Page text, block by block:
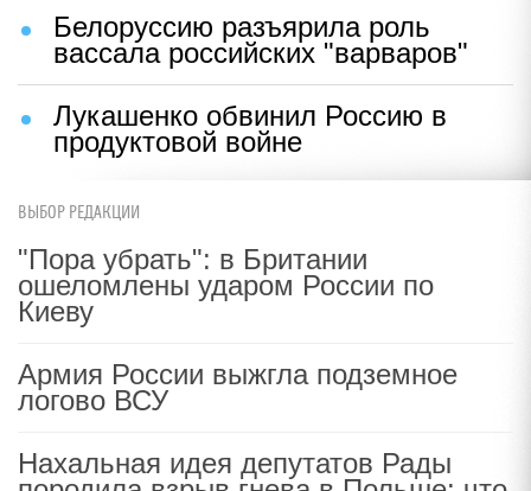
Белоруссию разъярила роль
вассала российских "варваров"
Лукашенко обвинил Россию в
продуктовой войне
ВЫБОР РЕДАКЦИИ
"Пора убрать": в Британии
ошеломлены ударом России по
Киеву
Армия России выжгла подземное
логово ВСУ
Нахальная идея депутатов Рады